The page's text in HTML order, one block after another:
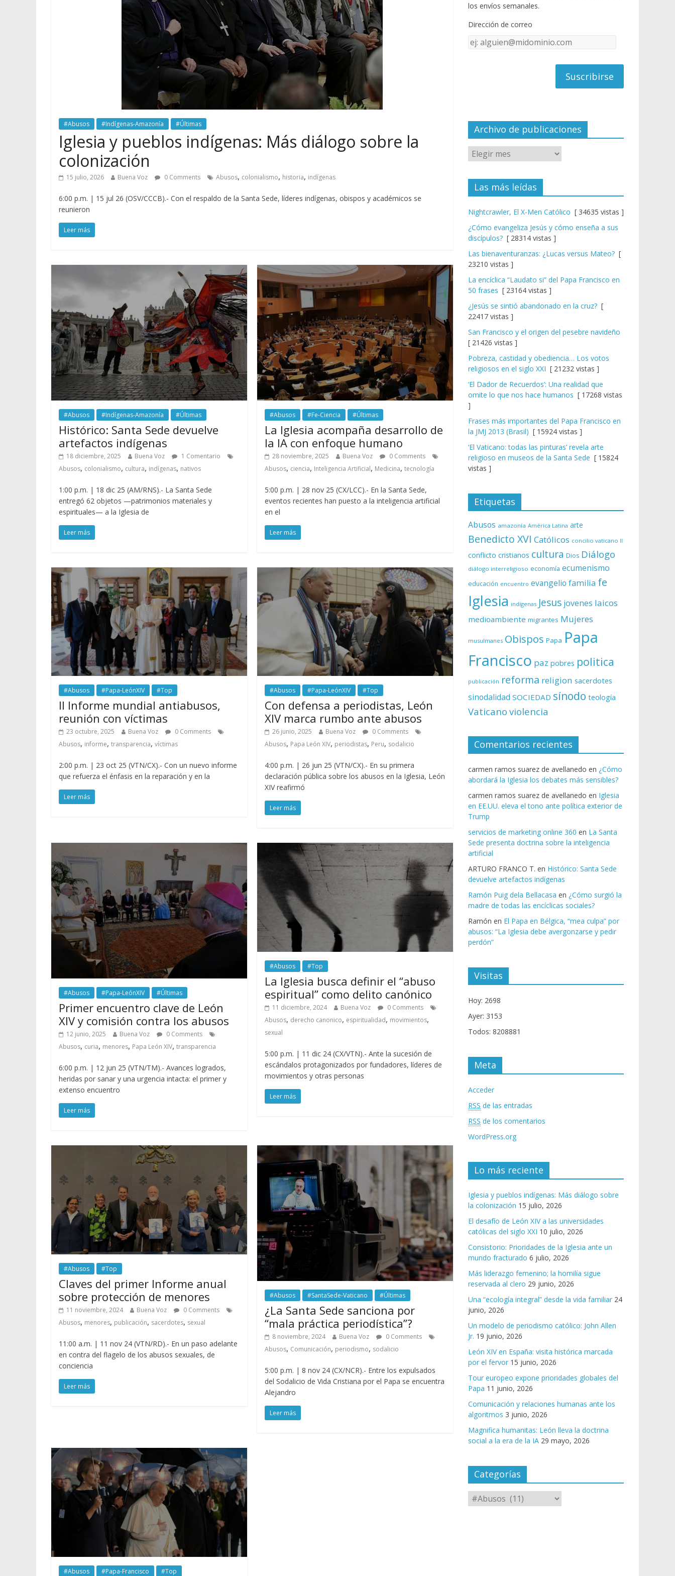
#Abusos #Indígenas-Amazonía #Últimas
Iglesia y pueblos indígenas: Más diálogo sobre la
colonización
15 julio, 2026 Buena Voz 0 Comments Abusos, colonialismo, historia, indígenas
6:00 p.m. | 15 jul 26 (OSV/CCCB).- Con el respaldo de la Santa Sede, líderes indígenas, obispos y académicos se
reunieron
Leer más
#Abusos #Indígenas-Amazonía #Últimas
Histórico: Santa Sede devuelve
artefactos indígenas
18 diciembre, 2025 Buena Voz
1 Comentario
Abusos, colonialismo, cultura, indígenas, nativos
1:00 p.m. | 18 dic 25 (AM/RNS).- La Santa Sede
entregó 62 objetos —patrimonios materiales y
espirituales— a la Iglesia de
Leer más
#Abusos #Fe-Ciencia #Últimas
La Iglesia acompaña desarrollo de
la IA con enfoque humano
28 noviembre, 2025 Buena Voz
0 Comments
Abusos, ciencia, Inteligencia Artificial, Medicina,tecnología
5:00 p.m. | 28 nov 25 (CX/LCC).- En la Santa Sede,
eventos recientes han puesto a la inteligencia artificial
en el
Leer más
#Abusos #Papa-LeónXIV #Top
II Informe mundial antiabusos,
reunión con víctimas
23 octubre, 2025 Buena Voz
0 Comments
Abusos, informe, transparencia, víctimas
2:00 p.m. | 23 oct 25 (VTN/CX).- Con un nuevo informe
que refuerza el énfasis en la reparación y en la
Leer más
#Abusos #Papa-LeónXIV #Top
Con defensa a periodistas, León
XIV marca rumbo ante abusos
26 junio, 2025 Buena Voz
0 Comments
Abusos, Papa León XIV, periodistas, Peru, sodalicio
4:00 p.m. | 26 jun 25 (VTN/CX).- En su primera
declaración pública sobre los abusos en la Iglesia, León
XIV reafirmó
Leer más
#Abusos #Papa-LeónXIV #Últimas
Primer encuentro clave de León
XIV y comisión contra los abusos
12 junio, 2025 Buena Voz
0 Comments
Abusos, curia, menores, Papa León XIV, transparencia
6:00 p.m. | 12 jun 25 (VTN/TM).- Avances logrados,
heridas por sanar y una urgencia intacta: el primer y
extenso encuentro
Leer más
#Abusos #Top
La Iglesia busca definir el “abuso
espiritual” como delito canónico
11 diciembre, 2024 Buena Voz
0 Comments
Abusos, derecho canonico, espiritualidad, movimientos,
sexual
5:00 p.m. | 11 dic 24 (CX/VTN).- Ante la sucesión de
escándalos protagonizados por fundadores, líderes de
movimientos y otras personas
Leer más
#Abusos #Top
Claves del primer Informe anual
sobre protección de menores
11 noviembre, 2024 Buena Voz
0 Comments
Abusos, menores, publicación, sacerdotes, sexual
11:00 a.m. | 11 nov 24 (VTN/RD).- En un paso adelante
en contra del flagelo de los abusos sexuales, de
conciencia
Leer más
#Abusos #SantaSede-Vaticano #Últimas
¿La Santa Sede sanciona por
“mala práctica periodística”?
8 noviembre, 2024 Buena Voz
0 Comments
Abusos, Comunicación, periodismo, sodalicio
5:00 p.m. | 8 nov 24 (CX/NCR).- Entre los expulsados
del Sodalicio de Vida Cristiana por el Papa se encuentra
Alejandro
Leer más
#Abusos #Papa-Francisco #Top
o
k e
C
el
los envíos semanales.
Dirección de correo
Dirección
Archivo de publicaciones
Las más leídas
Nightcrawler, El X-Men Católico [ 34635 vistas ]
¿Cómo evangeliza Jesús y cómo enseña a sus
discípulos? [ 28314 vistas ]
Las bienaventuranzas: ¿Lucas versus Mateo? [
23210 vistas ]
La encíclica “Laudato si” del Papa Francisco en
50 frases [ 23164 vistas ]
¿Jesús se sintió abandonado en la cruz? [
22417 vistas ]
San Francisco y el origen del pesebre navideño
[ 21426 vistas ]
Pobreza, castidad y obediencia… Los votos
religiosos en el siglo XXI [ 21232 vistas ]
‘El Dador de Recuerdos’: Una realidad que
omite lo que nos hace humanos [ 17268 vistas
]
Frases más importantes del Papa Francisco en
la JMJ 2013 (Brasil) [ 15924 vistas ]
‘El Vaticano: todas las pinturas’ revela arte
religioso en museos de la Santa Sede [ 15824
vistas ]
Etiquetas
Abusos amazonía América Latina arte
Benedicto XVI Católicos concilio vaticano II
conflicto cristianos cultura Dios Diálogo
diálogo interreligioso economía ecumenismo
educación encuentro evangelio familia fe
Iglesia indígenas Jesus jovenes laicos
medioambiente migrantes Mujeres
musulmanes Obispos Papa Papa
Francisco paz pobres politica
publicación reforma religion sacerdotes
sinodalidad SOCIEDAD sínodo teología
Vaticano violencia
Comentarios recientes
carmen ramos suarez de avellanedo en ¿Cómo
abordará la Iglesia los debates más sensibles?
carmen ramos suarez de avellanedo en Iglesia
en EE.UU. eleva el tono ante política exterior de
Trump
servicios de marketing online 360 en La Santa
Sede presenta doctrina sobre la inteligencia
artificial
ARTURO FRANCO T. en Histórico: Santa Sede
devuelve artefactos indígenas
Ramón Puig dela Bellacasa en ¿Cómo surgió la
madre de todas las encíclicas sociales?
Ramón en El Papa en Bélgica, “mea culpa” por
abusos: “La Iglesia debe avergonzarse y pedir
perdón”
Visitas
Hoy: 2698
Ayer: 3153
Todos: 8208881
Meta
Acceder
RSS de las entradas
RSS de los comentarios
WordPress.org
Lo más reciente
Iglesia y pueblos indígenas: Más diálogo sobre
la colonización 15 julio, 2026
El desafío de León XIV a las universidades
católicas del siglo XXI 10 julio, 2026
Consistorio: Prioridades de la Iglesia ante un
mundo fracturado 6 julio, 2026
Más liderazgo femenino; la homilía sigue
reservada al clero 29 junio, 2026
Una “ecología integral” desde la vida familiar 24
junio, 2026
Un modelo de periodismo católico: John Allen
Jr. 19 junio, 2026
León XIV en España: visita histórica marcada
por el fervor 15 junio, 2026
Tour europeo expone prioridades globales del
Papa 11 junio, 2026
Comunicación y relaciones humanas ante los
algoritmos 3 junio, 2026
Magnifica humanitas: León lleva la doctrina
social a la era de la IA 29 mayo, 2026
Categorías